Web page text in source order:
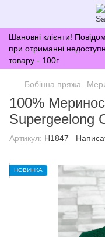
Шановні клієнти!
при отриманні
товару - 100г.
Бобінна пряжа
100%
Supergeelong
Артикул: H1847
НОВИНКА